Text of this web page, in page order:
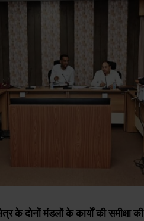
के दोनों मंडलों के कार्यों की समीक्षा की